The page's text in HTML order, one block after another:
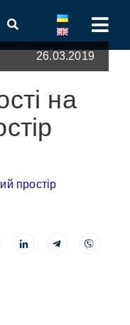
26.03.2019
на